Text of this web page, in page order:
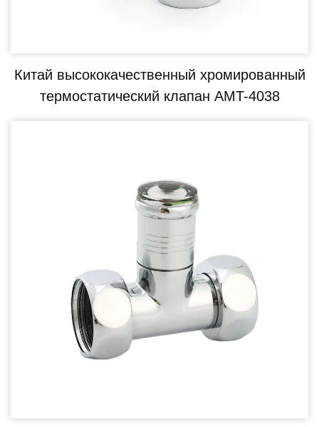
Китай высококачественный хромированный
термостатический клапан AMT-4038